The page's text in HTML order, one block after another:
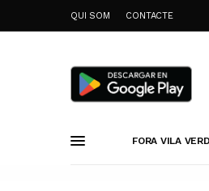
QUI SOM CONTACTE
FORA VILA VERD